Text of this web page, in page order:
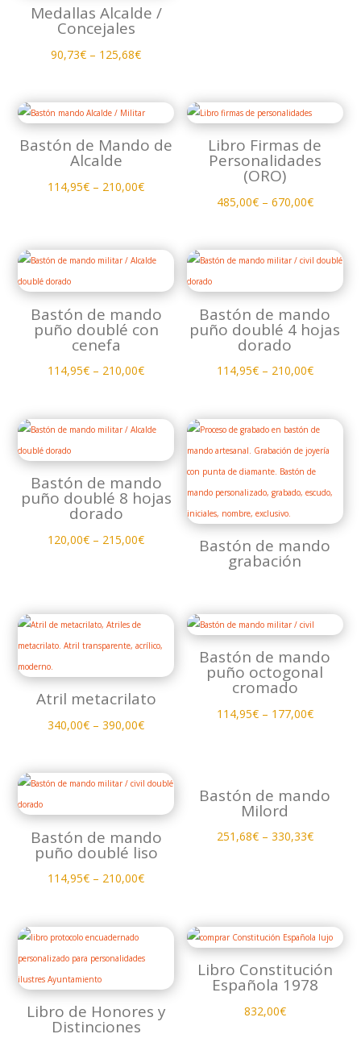
Medallas Alcalde /
Concejales
90,73€ – 125,68€
Bastón de Mando de
Alcalde
114,95€ – 210,00€
Libro Firmas de
Personalidades
(ORO)
485,00€– 670,00€
Bastón de mando
puño doublé con
cenefa
114,95€ – 210,00€
Bastón de mando
puño doublé 4 hojas
dorado
114,95€– 210,00€
Bastón de mando
puño doublé 8 hojas
dorado
120,00€ – 215,00€ Bastón de mando
grabación
Atril metacrilato
340,00€ –390,00€
Bastón de mando
puño octogonal
cromado
114,95€– 177,00€
Bastón de mando
puño doublé liso
114,95€ – 210,00€
Bastón de mando
Milord
251,68€– 330,33€
Libro de Honores y
Distinciones
Libro Constitución
Española 1978
832,00€